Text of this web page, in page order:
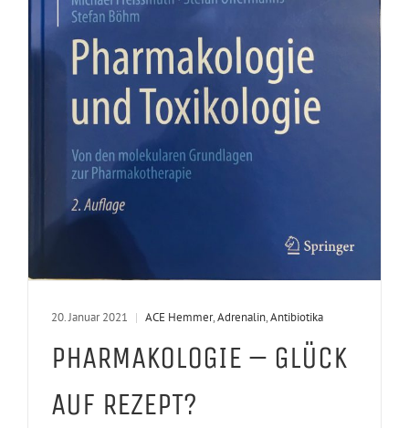
20. Januar 2021 | ACE Hemmer,Adrenalin,Antibiotika
PHARMAKOLOGIE – GLÜCK
AUF REZEPT?